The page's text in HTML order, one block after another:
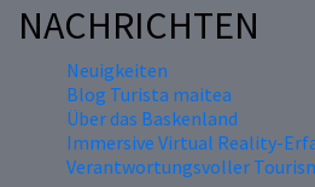
NACHRICHTEN
Neuigkeiten
Blog Turista maitea
Über das Baskenland
Immersive Virtual Reality-
Verantwortungsvoller